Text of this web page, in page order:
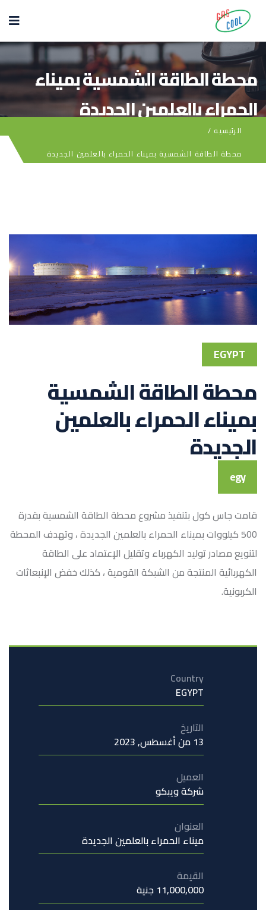
محطة الطاقة الشمسية بميناء
الحمراء بالعلمين الجديدة
الرئيسيه /
محطة الطاقة الشمسية بميناء الحمراء بالعلمين الجديدة
EGYPT
محطة الطاقة الشمسية
بميناء الحمراء بالعلمين
الجديدة
egy
قامت جاس كول بتنفيذ مشروع محطة الطاقة الشمسية بقدرة
500 كيلووات بميناء الحمراء بالعلمين الجديدة ، وتهدف المحطة
لتنويع مصادر توليد الكهرباء وتقليل الإعتماد على الطاقة
الكهربائية المنتجة من الشبكة القومية ، كذلك خفض الإنبعاثات
الكربونية.
Country
EGYPT
التاريخ
13 من أغسطس, 2023
العميل
شركة ويبكو
العنوان
ميناء الحمراء بالعلمين الجديدة
القيمة
11,000,000 جنية